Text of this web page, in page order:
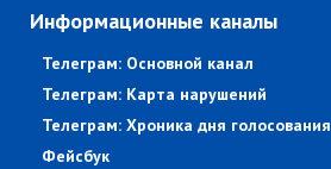
Информационные каналы
Телеграм: Основной канал
Телеграм: Карта нарушений
Телеграм: Хроника дня голосования
Фейсбук